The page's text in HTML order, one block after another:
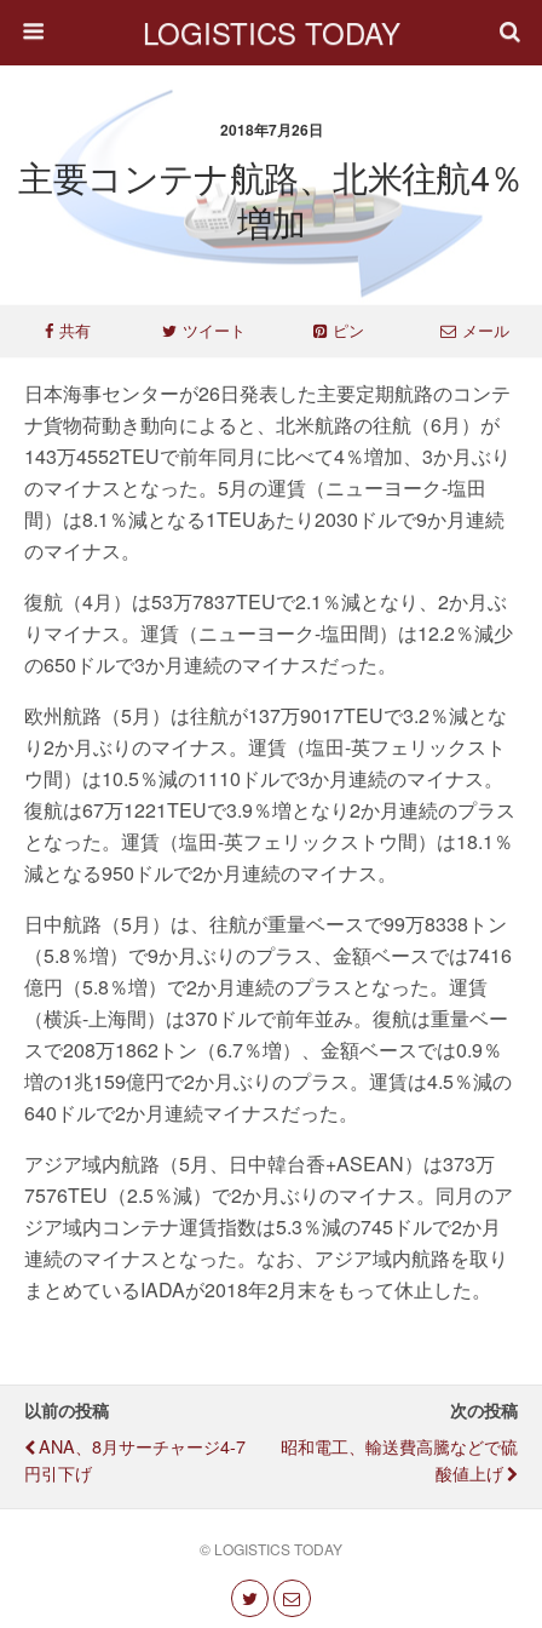
LOGISTICS TODAY
2018年7月26日
主要コンテナ航路、北米往航4％
増加
共有 ツイート ピン メール
日本海事センターが26日発表した主要定期航路のコンテ
ナ貨物荷動き動向によると、北米航路の往航（6月）が
143万4552TEUで前年同月に比べて4％増加、3か月ぶり
のマイナスとなった。5月の運賃（ニューヨーク-塩田
間）は8.1％減となる1TEUあたり2030ドルで9か月連続
のマイナス。
復航（4月）は53万7837TEUで2.1％減となり、2か月ぶ
りマイナス。運賃（ニューヨーク-塩田間）は12.2％減少
の650ドルで3か月連続のマイナスだった。
欧州航路（5月）は往航が137万9017TEUで3.2％減とな
り2か月ぶりのマイナス。運賃（塩田-英フェリックスト
ウ間）は10.5％減の1110ドルで3か月連続のマイナス。
復航は67万1221TEUで3.9％増となり2か月連続のプラス
となった。運賃（塩田-英フェリックストウ間）は18.1％
減となる950ドルで2か月連続のマイナス。
日中航路（5月）は、往航が重量ベースで99万8338トン
（5.8％増）で9か月ぶりのプラス、金額ベースでは7416
億円（5.8％増）で2か月連続のプラスとなった。運賃
（横浜-上海間）は370ドルで前年並み。復航は重量ベー
スで208万1862トン（6.7％増）、金額ベースでは0.9％
増の1兆159億円で2か月ぶりのプラス。運賃は4.5％減の
640ドルで2か月連続マイナスだった。
アジア域内航路（5月、日中韓台香+ASEAN）は373万
7576TEU（2.5％減）で2か月ぶりのマイナス。同月のア
ジア域内コンテナ運賃指数は5.3％減の745ドルで2か月
連続のマイナスとなった。なお、アジア域内航路を取り
まとめているIADAが2018年2月末をもって休止した。
以前の投稿
ANA、8月サーチャージ4-7
円引下げ
次の投稿
昭和電工、輸送費高騰などで硫
酸値上げ
© LOGISTICS TODAY